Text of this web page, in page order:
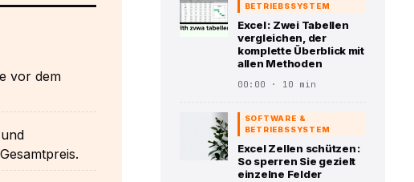
vor dem
BETRIEBSSYSTEM
Excel : Zwei Tabellen
vergleichen, der
komplette Überblick mit
allen Methoden
00:00 · 10 min
SOFTWARE &
BETRIEBSSYSTEM
Excel Zellen schützen :
So sperren Sie gezielt
einzelne Felder